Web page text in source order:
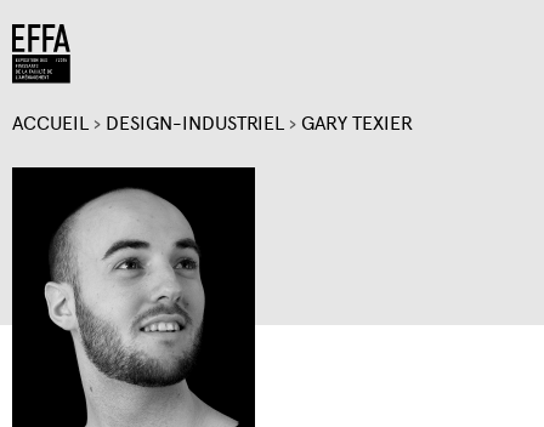
VOUS
ÊTES
ICI
ACCUEIL › DESIGN-INDUSTRIEL › GARY TEXIER